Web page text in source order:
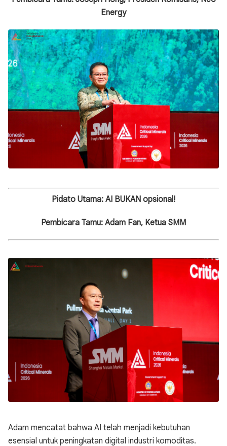
Energy
Pidato Utama: AI BUKAN opsional!
Pembicara Tamu: Adam Fan, Ketua SMM
Adam mencatat bahwa AI telah menjadi kebutuhan
esensial untuk peningkatan digital industri komoditas.